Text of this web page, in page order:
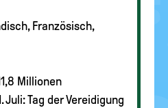
Französisch,
Millionen
Juli: Tag der Vereidigung